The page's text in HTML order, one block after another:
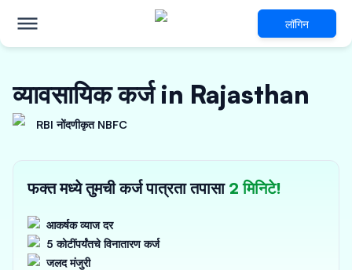
लॉगिन
व्यावसायिक कर्ज in Rajasthan
RBI नोंदणीकृत NBFC
फक्त मध्ये तुमची कर्ज पात्रता तपासा 2 मिनिटे!
आकर्षक व्याज दर
5 कोटींपर्यंतचे विनातारण कर्ज
जलद मंजुरी